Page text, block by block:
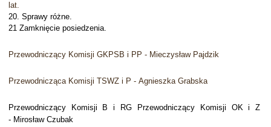
lat.
20. Sprawy różne.
21 Zamknięcie posiedzenia.
Przewodniczący Komisji GKPSB i PP - Mieczysław Pajdzik
Przewodnicząca Komisji TSWZ i P - Agnieszka Grabska
Przewodniczący Komisji B i RG
Przewodniczący Komisji OK i Z
- Mirosław Czubak